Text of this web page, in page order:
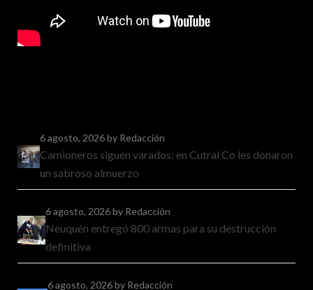
6 agosto, 2026by Redacción
Camioneros siguen varados: en Cutral Co les donaron
un sabroso almuerzo
6 agosto, 2026by Redacción
Neuquén entregó 800 armas para su destrucción
definitiva
6 agosto, 2026by Redacción